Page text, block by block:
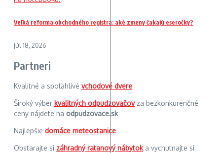
Veľká reforma obchodného registra: aké zmeny čakajú eseročky?
júl 18, 2026
Partneri
Kvalitné a spoľahlivé vchodové dvere
Široký výber kvalitných odpudzovačovza bezkonkurenčné
ceny nájdete na odpudzovace.sk
Najlepšie domáce meteostanice
Obstarajte si záhradný ratanový nábytoka vychutnajte si